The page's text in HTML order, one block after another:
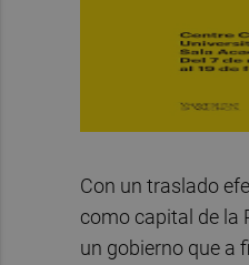
Con un traslado
como capital de la
un gobierno que a